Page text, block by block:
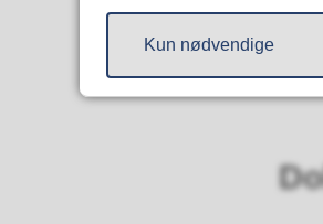
Kun nødvendige